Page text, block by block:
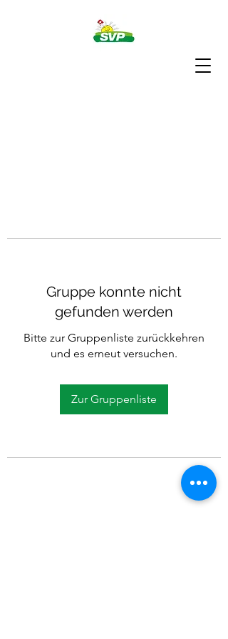
Gruppe konnte nicht
gefunden werden
Bitte zur Gruppenliste zurückkehren
und es erneut versuchen.
Zur Gruppenliste